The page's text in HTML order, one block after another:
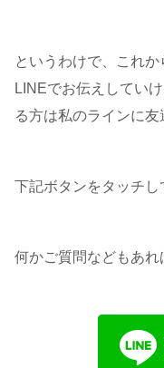
というわけで、これか
LINEでお伝えしてい
る方は私のラインに友
下記ボタンをタッチし
何かご質問などもあれ